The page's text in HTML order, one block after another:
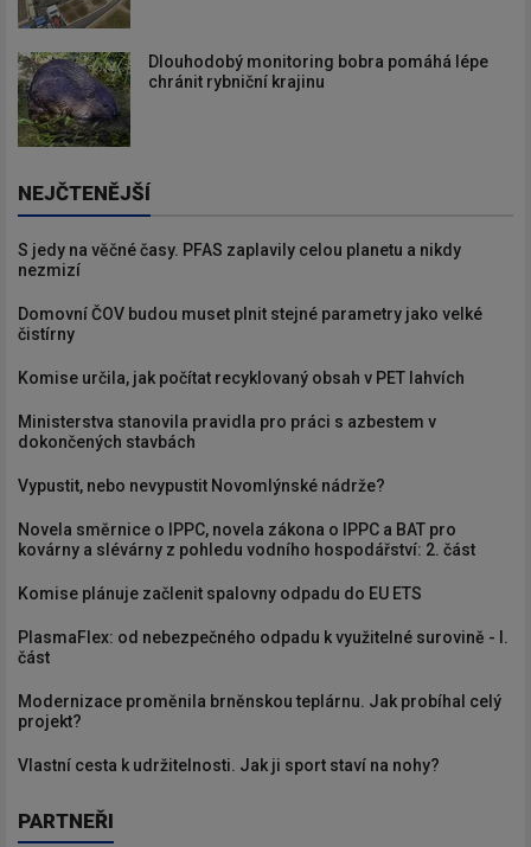
Dlouhodobý monitoring bobra pomáhá lépe
chránit rybniční krajinu
NEJČTENĚJŠÍ
S jedy na věčné časy. PFAS zaplavily celou planetu a nikdy
nezmizí
Domovní ČOV budou muset plnit stejné parametry jako velké
čistírny
Komise určila, jak počítat recyklovaný obsah v PET lahvích
Ministerstva stanovila pravidla pro práci s azbestem v
dokončených stavbách
Vypustit, nebo nevypustit Novomlýnské nádrže?
Novela směrnice o IPPC, novela zákona o IPPC a BAT pro
kovárny a slévárny z pohledu vodního hospodářství: 2. část
Komise plánuje začlenit spalovny odpadu do EU ETS
PlasmaFlex: od nebezpečného odpadu k využitelné surovině - I.
část
Modernizace proměnila brněnskou teplárnu. Jak probíhal celý
projekt?
Vlastní cesta k udržitelnosti. Jak ji sport staví na nohy?
PARTNEŘI